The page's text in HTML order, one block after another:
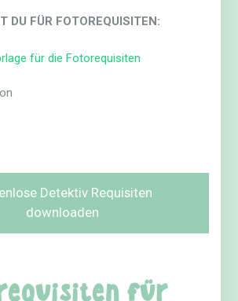
DU FÜR FOTOREQUISITEN:
für die Fotorequisiten
Detektiv Requisiten
downloaden
für